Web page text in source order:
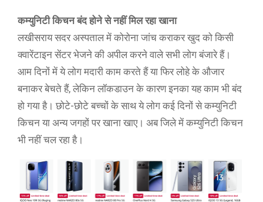
कम्युनिटी किचन बंद होने से नहीं मिल रहा खाना
लखीसराय सदर अस्पताल में कोरोना जांच कराकर खुद को किसी
क्वारेंटाइन सेंटर भेजने की अपील करने वाले सभी लोग बंजारे हैं।
आम दिनों में ये लोग मदारी काम करते हैं या फिर लोहे के औजार
बनाकर बेचते हैं, लेकिन लॉकडाउन के कारण इनका यह काम भी बंद
हो गया है। छोटे-छोटे बच्चों के साथ ये लोग कई दिनों से कम्युनिटी
किचन या अन्य जगहों पर खाना खाए। अब जिले में कम्युनिटी किचन
भी नहीं चल रहा है।